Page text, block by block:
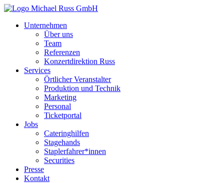
Unternehmen
Über uns
Team
Referenzen
Konzertdirektion Russ
Services
Örtlicher Veranstalter
Produktion und Technik
Marketing
Personal
Ticketportal
Jobs
Cateringhilfen
Stagehands
Staplerfahrer*innen
Securities
Presse
Kontakt